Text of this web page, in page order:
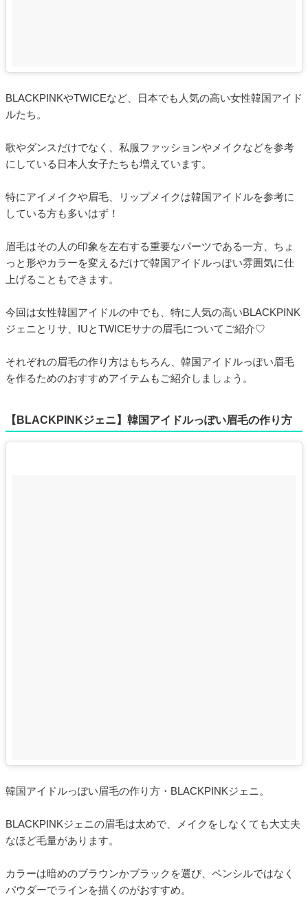
BLACKPINKやTWICEなど、日本でも人気の高い女性韓国アイド
ルたち。
歌やダンスだけでなく、私服ファッションやメイクなどを参考
にしている日本人女子たちも増えています。
特にアイメイクや眉毛、リップメイクは韓国アイドルを参考に
している方も多いはず！
眉毛はその人の印象を左右する重要なパーツである一方、ちょ
っと形やカラーを変えるだけで韓国アイドルっぽい雰囲気に仕
上げることもできます。
今回は女性韓国アイドルの中でも、特に人気の高いBLACKPINK
ジェニとリサ、IUとTWICEサナの眉毛についてご紹介♡
それぞれの眉毛の作り方はもちろん、韓国アイドルっぽい眉毛
を作るためのおすすめアイテムもご紹介しましょう。
【BLACKPINKジェニ】韓国アイドルっぽい眉毛の作り方
韓国アイドルっぽい眉毛の作り方・BLACKPINKジェニ。
BLACKPINKジェニの眉毛は太めで、メイクをしなくても大丈夫
なほど毛量があります。
カラーは暗めのブラウンかブラックを選び、ペンシルではなく
パウダーでラインを描くのがおすすめ。